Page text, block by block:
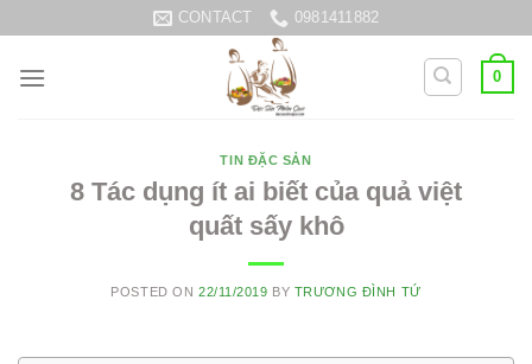
content
CONTACT 0981411882
0
TIN ĐẶC SẢN
8 Tác dụng ít ai biết của quả việt
quất sấy khô
POSTED ON 22/11/2019 BY TRƯƠNG ĐÌNH TỨ